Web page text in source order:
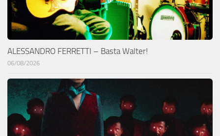
ALESSANDRO FERRETTI – Basta Walter!
06/08/2026